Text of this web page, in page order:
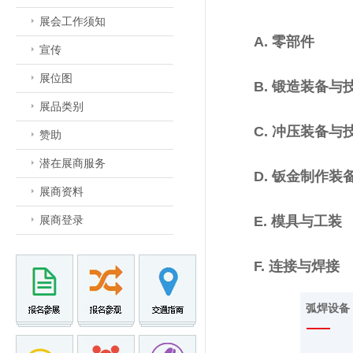
展会工作须知
宣传
展位图
展品类别
赞助
潜在展商服务
展商资料
展商登录
A. 零部件
B. 锻造装备与
C. 冲压装备与
D. 钣金制作装
E. 模具与工装
F. 连接与焊接
弧焊设备